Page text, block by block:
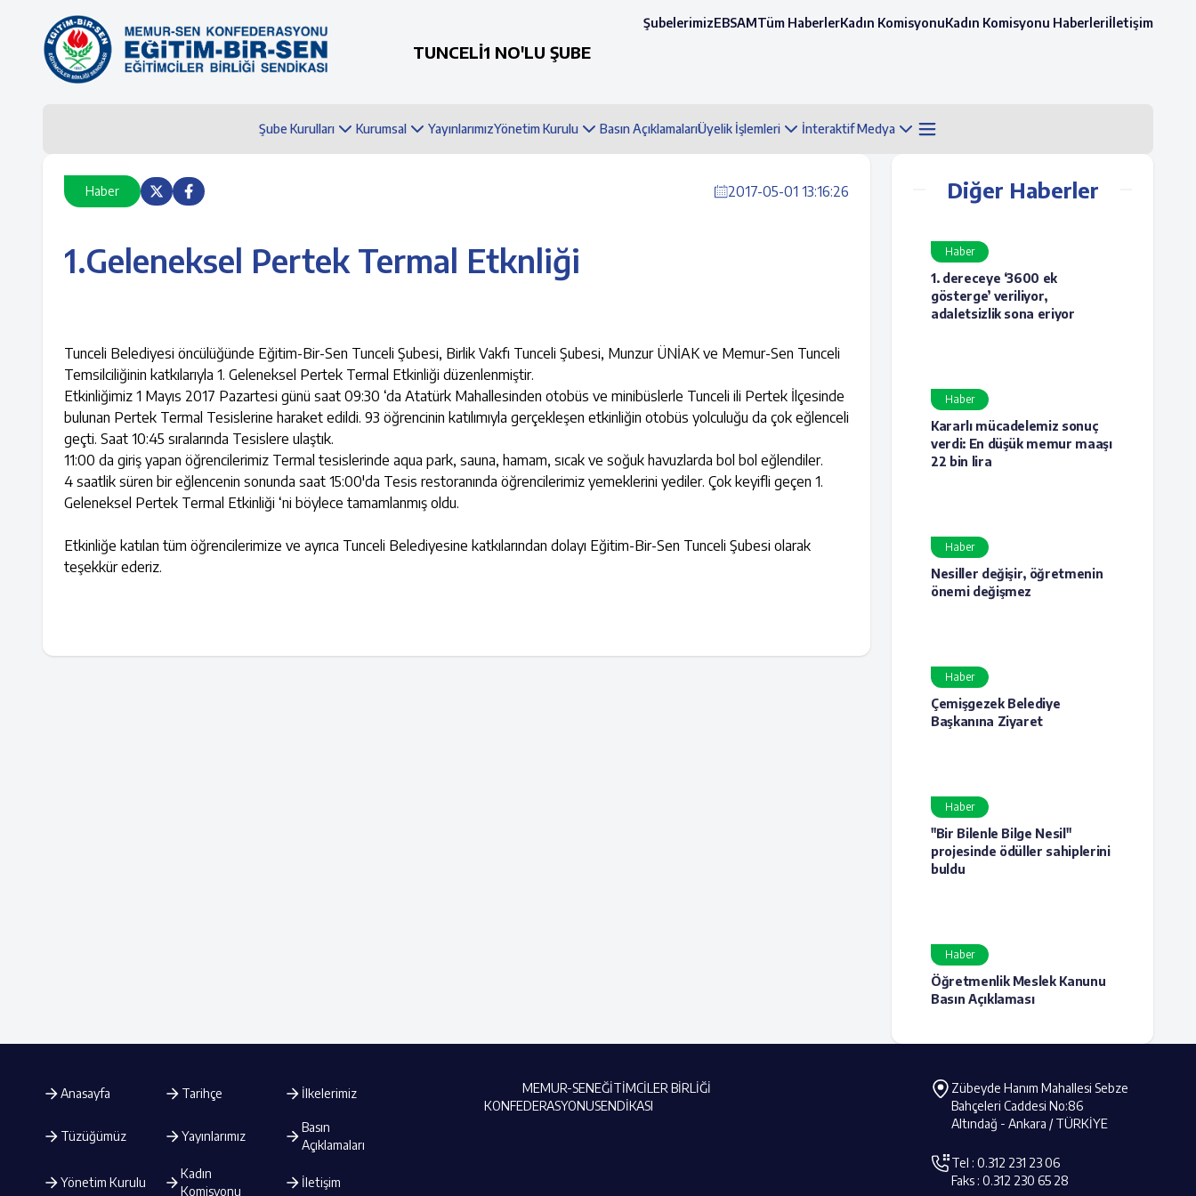
TUNCELİ1 NO'LU ŞUBE
ŞubelerimizEBSAMTüm HaberlerKadın KomisyonuKadın Komisyonu Haberleriİletişim
Şube Kurulları Kurumsal YayınlarımızYönetim Kurulu Basın AçıklamalarıÜyelik İşlemleri İnteraktif Medya
Haber 2017-05-01 13:16:26
1.Geleneksel Pertek Termal Etknliği
Tunceli Belediyesi öncülüğünde Eğitim-Bir-Sen Tunceli Şubesi, Birlik Vakfı Tunceli Şubesi, Munzur ÜNİAK ve Memur-Sen Tunceli
Temsilciliğinin katkılarıyla 1. Geleneksel Pertek Termal Etkinliği düzenlenmiştir.
Etkinliğimiz 1 Mayıs 2017 Pazartesi günü saat 09:30 ‘da Atatürk Mahallesinden otobüs ve minibüslerle Tunceli ili Pertek İlçesinde
bulunan Pertek Termal Tesislerine haraket edildi. 93 öğrencinin katılımıyla gerçekleşen etkinliğin otobüs yolculuğu da çok eğlenceli
geçti. Saat 10:45 sıralarında Tesislere ulaştık.
11:00 da giriş yapan öğrencilerimiz Termal tesislerinde aqua park, sauna, hamam, sıcak ve soğuk havuzlarda bol bol eğlendiler.
4 saatlik süren bir eğlencenin sonunda saat 15:00'da Tesis restoranında öğrencilerimiz yemeklerini yediler. Çok keyifli geçen 1.
Geleneksel Pertek Termal Etkinliği ‘ni böylece tamamlanmış oldu.
Etkinliğe katılan tüm öğrencilerimize ve ayrıca Tunceli Belediyesine katkılarından dolayı Eğitim-Bir-Sen Tunceli Şubesi olarak
teşekkür ederiz.
Diğer Haberler
Haber
1. dereceye ‘3600 ek
gösterge’ veriliyor,
adaletsizlik sona eriyor
Haber
Kararlı mücadelemiz sonuç
verdi: En düşük memur maaşı
22 bin lira
Haber
Nesiller değişir, öğretmenin
önemi değişmez
Haber
Çemişgezek Belediye
Başkanına Ziyaret
Haber
"Bir Bilenle Bilge Nesil"
projesinde ödüller sahiplerini
buldu
Haber
Öğretmenlik Meslek Kanunu
Basın Açıklaması
Anasayfa Tarihçe İlkelerimiz
Tüzüğümüz Yayınlarımız
Basın
Açıklamaları
Yönetim Kurulu
Kadın
Komisyonu
İletişim
MEMUR-SEN
KONFEDERASYONU
EĞİTİMCİLER BİRLİĞİ
SENDİKASI
Zübeyde Hanım Mahallesi Sebze
Bahçeleri Caddesi No:86
Altındağ - Ankara / TÜRKİYE
Tel : 0.312 231 23 06
Faks : 0.312 230 65 28